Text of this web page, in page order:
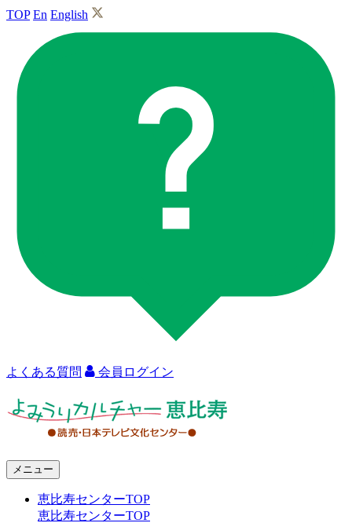
TOP En English
よくある質問 会員ログイン
メニュー
恵比寿センターTOP
恵比寿センターTOP